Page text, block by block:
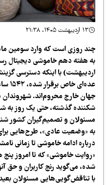
روزی است که وارد سومین ماه
با اینکه دسترسی گزینشی
عده‌ای خاص
خارج محروم‌اند. شهروندان در
گذشته، حتی یک روز به شبکه
و تصمیم‌گیران کشور
«وضعیت عادی»، طرح‌هایی برای
ادامه خاموشی تا زمانی
خاموشی» که تا امروز پنج هزار
می‌گوید رنج کاربران و حق آنها
تناقض‌گویی‌هایی مسئولان بعید